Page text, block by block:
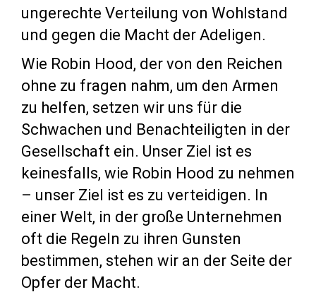
ungerechte Verteilung von Wohlstand
und gegen die Macht der Adeligen.
Wie Robin Hood, der von den Reichen
ohne zu fragen nahm, um den Armen
zu helfen, setzen wir uns für die
Schwachen und Benachteiligten in der
Gesellschaft ein. Unser Ziel ist es
keinesfalls, wie Robin Hood zu nehmen
– unser Ziel ist es zu verteidigen. In
einer Welt, in der große Unternehmen
oft die Regeln zu ihren Gunsten
bestimmen, stehen wir an der Seite der
Opfer der Macht.